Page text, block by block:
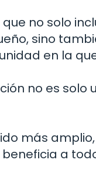
que no solo
sino
en la
no es solo
más
a